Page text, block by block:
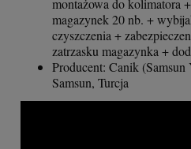
magazynek 20 nb. +
czyszczenia +
zatrzasku magazynka +
Producent: Canik
Samsun, Turcja